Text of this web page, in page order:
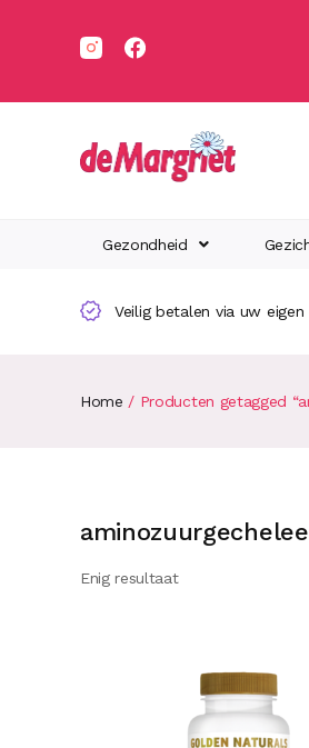
Gezondheid
Veilig betalen via uw
Home / Producten getagged
Enig resultaat